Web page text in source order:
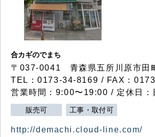
合カギのでまち
〒037-0041 青森県五所川原市田
TEL：0173-34-8169 / FAX：
営業時間：9:00〜19:00 / 定休日：
販売可 工事・取付可
http://demachi.cloud-line.com/